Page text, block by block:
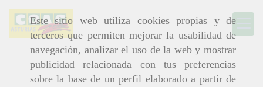
Este sitio web utiliza cookies propias y de
terceros que permiten mejorar la usabilidad de
navegación, analizar el uso de la web y mostrar
publicidad relacionada con tus preferencias
sobre la base de un perfil elaborado a partir de